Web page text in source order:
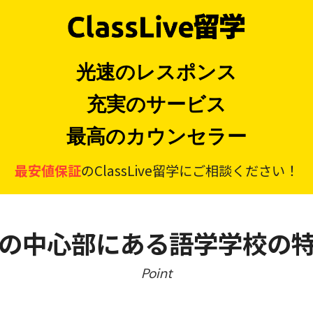
光速のレスポンス
充実のサービス
最高のカウンセラー
最安値保証のClassLive留学にご相談ください！
中心部にある語学学校の
Point